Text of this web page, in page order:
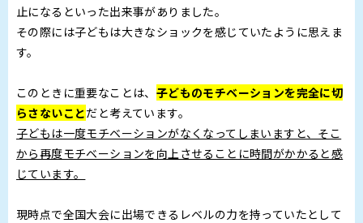
止になるといった出来事がありました。
その際には子どもは大きなショックを感じていたように思えま
す。
このときに重要なことは、 子どものモチベーションを完全に切
らさないことだと考えています。
子どもは一度モチベーションがなくなってしまいますと、そこ
から再度モチベーションを向上させることに時間がかかると感
じています。
現時点で全国大会に出場できるレベルの力を持っていたとして